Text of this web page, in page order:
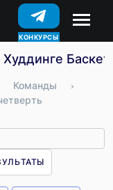
КОНКУРСЫ
Худдинге
Команды
›